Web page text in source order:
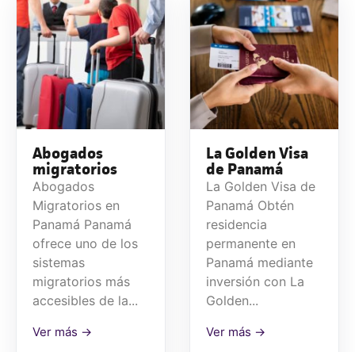
Abogados
migratorios
Abogados
Migratorios en
Panamá Panamá
ofrece uno de los
sistemas
migratorios más
accesibles de la...
Ver más →
La Golden Visa
de Panamá
La Golden Visa de
Panamá Obtén
residencia
permanente en
Panamá mediante
inversión con La
Golden...
Ver más →